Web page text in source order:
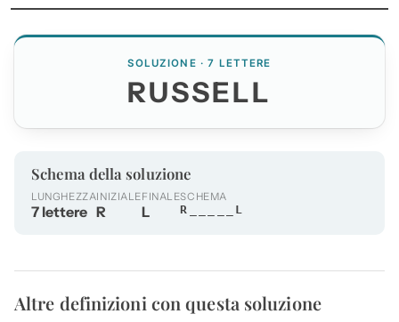
SOLUZIONE · 7 LETTERE
RUSSELL
Schema della soluzione
LUNGHEZZA
7 lettere
INIZIALE
R
FINALE
L
SCHEMA
R_____L
Altre definizioni con questa soluzione